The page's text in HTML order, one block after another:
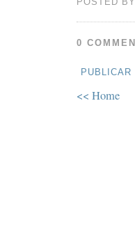
0
<< Home